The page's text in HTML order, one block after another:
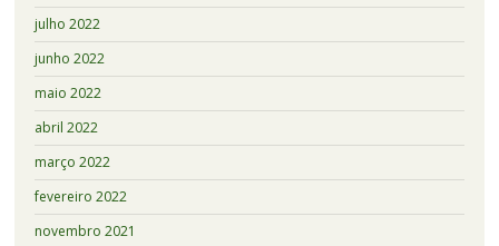
julho 2022
junho 2022
maio 2022
abril 2022
março 2022
fevereiro 2022
novembro 2021